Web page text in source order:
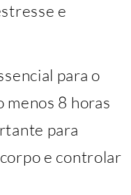
e
para o
menos 8 horas
para
e controlar